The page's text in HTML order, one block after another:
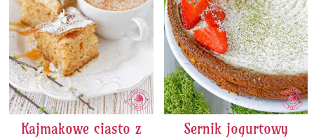
Kajmakowe ciasto z
Sernik jogurtowy